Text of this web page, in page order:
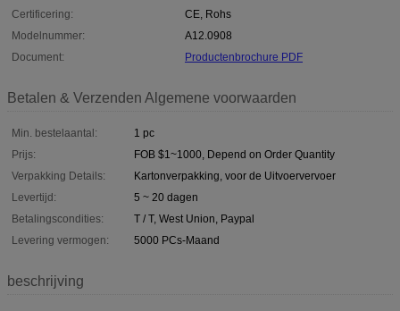
Certificering:
CE, Rohs
Modelnummer:
A12.0908
Document:
Productenbrochure PDF
Betalen & Verzenden Algemene voorwaarden
Min. bestelaantal:
1 pc
Prijs:
FOB $1~1000, Depend on Order Quantity
Verpakking Details:
Kartonverpakking, voor de Uitvoervervoer
Levertijd:
5 ~ 20 dagen
Betalingscondities:
T / T, West Union, Paypal
Levering vermogen:
5000 PCs-Maand
beschrijving